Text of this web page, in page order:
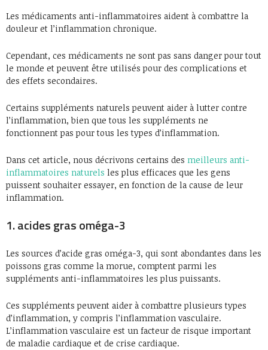
Les médicaments anti-inflammatoires aident à combattre la
douleur et l’inflammation chronique.
Cependant, ces médicaments ne sont pas sans danger pour tout
le monde et peuvent être utilisés pour des complications et
des effets secondaires.
Certains suppléments naturels peuvent aider à lutter contre
l’inflammation, bien que tous les suppléments ne
fonctionnent pas pour tous les types d’inflammation.
Dans cet article, nous décrivons certains des meilleurs anti-
inflammatoires naturels les plus efficaces que les gens
puissent souhaiter essayer, en fonction de la cause de leur
inflammation.
1. acides gras oméga-3
Les sources d’acide gras oméga-3, qui sont abondantes dans les
poissons gras comme la morue, comptent parmi les
suppléments anti-inflammatoires les plus puissants.
Ces suppléments peuvent aider à combattre plusieurs types
d’inflammation, y compris l’inflammation vasculaire.
L’inflammation vasculaire est un facteur de risque important
de maladie cardiaque et de crise cardiaque.